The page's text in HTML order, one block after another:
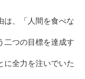
、「人間を食べな
二つの目標を達成す
に全力を注いでいた